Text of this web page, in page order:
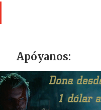
Apóyanos: